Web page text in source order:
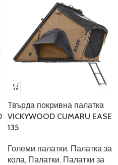
Твърда покривна палатка
VICKYWOOD CUMARU EASE
135
Големи палатки, Палатка за
кола, Палатки, Палатки за